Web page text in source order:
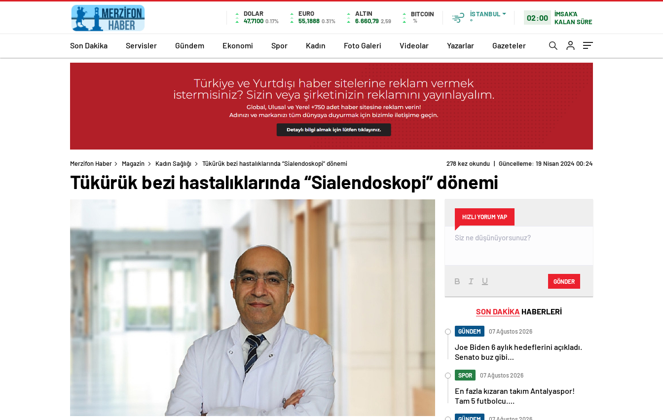
DOLAR
47,7100 0.17%
EURO
55,1888 0.31%
ALTIN
6.660,79 2,59
BITCOIN
%
İSTANBUL
°
02:00
İMSAK'A
KALAN SÜRE
Son Dakika Servisler Gündem Ekonomi Spor Kadın Foto Galeri Videolar Yazarlar Gazeteler
Merzifon Haber Magazin Kadın Sağlığı Tükürük bezi hastalıklarında “Sialendoskopi” dönemi 278 kez okundu | Güncelleme: 19 Nisan 2024 00:24
Tükürük bezi hastalıklarında “Sialendoskopi” dönemi
HIZLI YORUM YAP
GÖNDER
SON DAKİKA HABERLERİ
GÜNDEM 07 Ağustos 2026
Joe Biden 6 aylık hedeflerini açıkladı.
Senato buz gibi…
SPOR 07 Ağustos 2026
En fazla kızaran takım Antalyaspor!
Tam 5 futbolcu….